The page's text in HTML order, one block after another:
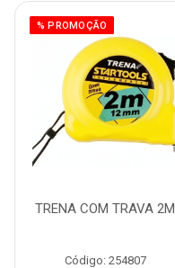
% PROMOÇÃO
TRENA COM TRAVA 2M
Código: 254807